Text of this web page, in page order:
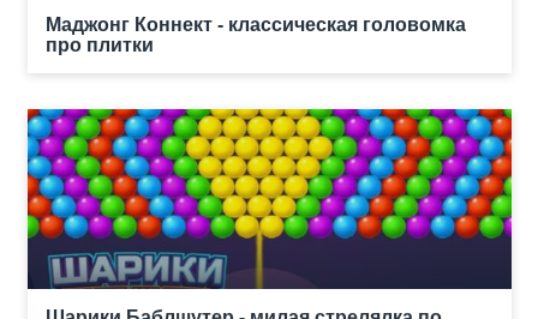
Маджонг Коннект - классическая головомка
про плитки